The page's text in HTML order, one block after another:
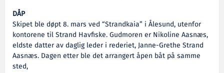
DÅP
Skipet ble døpt 8. mars ved “Strandkaia” i Ålesund, utenfor
kontorene til Strand Havfiske. Gudmoren er Nikoline Aasnæs,
eldste datter av daglig leder i rederiet, Janne-Grethe Strand
Aasnæs. Dagen etter ble det arrangert åpen båt på samme
sted,